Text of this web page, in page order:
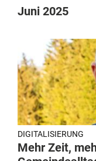
Juni 2025
DIGITALISIERUNG
Mehr Zeit,